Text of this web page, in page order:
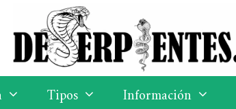
Tipos Información